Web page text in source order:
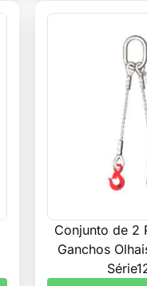
Conjunto de 2
Ganchos